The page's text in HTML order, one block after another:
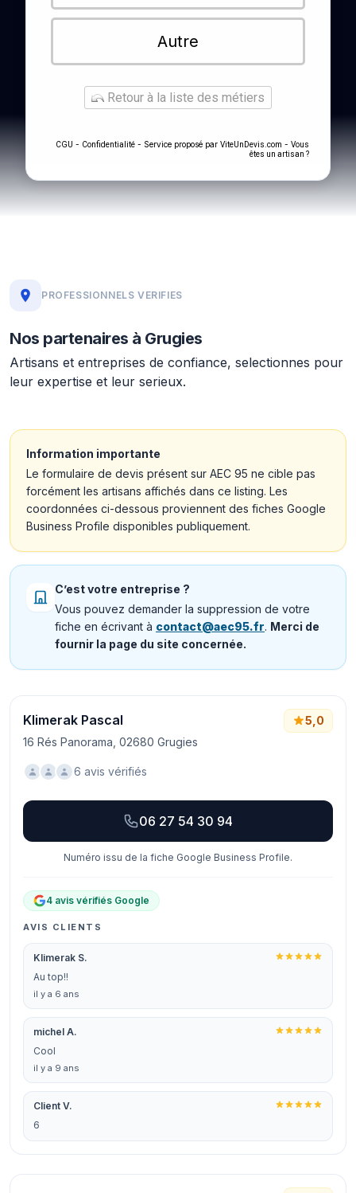
Autre
Retour à la liste des métiers
CGU - Confidentialité - Service proposé par ViteUnDevis.com - Vous
êtes un artisan ?
PROFESSIONNELS VERIFIES
Nos partenaires à Grugies
Artisans et entreprises de confiance, selectionnes pour
leur expertise et leur serieux.
Information importante
Le formulaire de devis présent sur AEC 95 ne cible pas
forcément les artisans affichés dans ce listing. Les
coordonnées ci-dessous proviennent des fiches Google
Business Profile disponibles publiquement.
C’est votre entreprise ?
Vous pouvez demander la suppression de votre
fiche en écrivant à contact@aec95.fr. Merci de
fournir la page du site concernée.
Klimerak Pascal
16 Rés Panorama, 02680 Grugies
5,0
6 avis vérifiés
06 27 54 30 94
Numéro issu de la fiche Google Business Profile.
4 avis vérifiés Google
AVIS CLIENTS
Klimerak S.
Au top!!
il y a 6 ans
michel A.
Cool
il y a 9 ans
Client V.
6